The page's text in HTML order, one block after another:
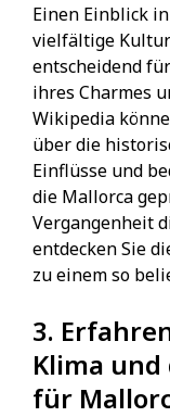
Einen Einblick
vielfältige
entscheidend
ihres Charmes
Wikipedia
über die
Einflüsse und
die Mallorca
Vergangenheit
entdecken Sie
zu einem so
3.
Klima und
für